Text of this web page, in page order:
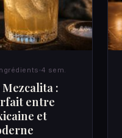
4 sem.
:
entre
et